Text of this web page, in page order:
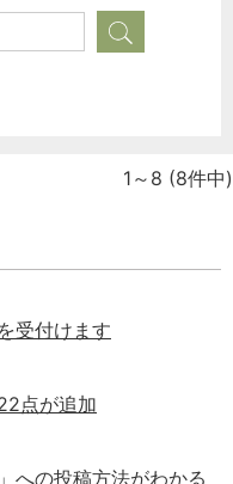
1～8 (8件中)
受付けます
点が追加
への投稿方法がわかる